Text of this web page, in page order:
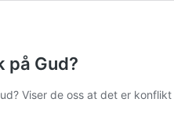
på Gud?
Viser de oss at det er